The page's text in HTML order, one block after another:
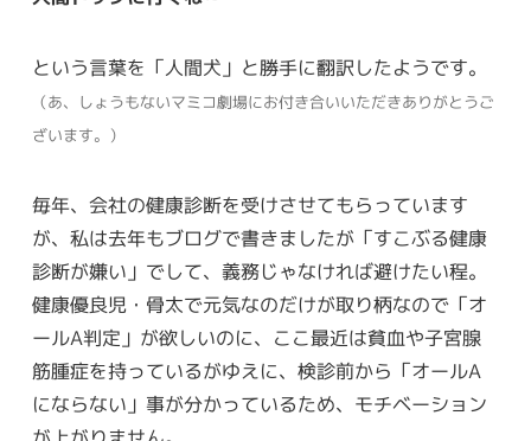
という言葉を「人間犬」と勝手に翻訳したようです。
（あ、しょうもないマミコ劇場にお付き合いいただきありがとうご
ざいます。）
毎年、会社の健康診断を受けさせてもらっています
が、私は去年もブログで書きましたが「すこぶる健康
診断が嫌い」でして、義務じゃなければ避けたい程。
健康優良児・骨太で元気なのだけが取り柄なので「オ
ールA判定」が欲しいのに、ここ最近は貧血や子宮腺
筋腫症を持っているがゆえに、検診前から「オールA
にならない」事が分かっているため、モチベーション